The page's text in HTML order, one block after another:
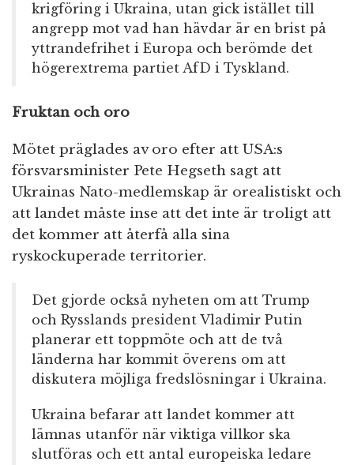
krigföring i Ukraina, utan gick istället till
angrepp mot vad han hävdar är en brist på
yttrandefrihet i Europa och berömde det
högerextrema partiet AfD i Tyskland.
Fruktan och oro
Mötet präglades av oro efter att USA:s
försvarsminister Pete Hegseth sagt att
Ukrainas Nato-medlemskap är orealistiskt och
att landet måste inse att det inte är troligt att
det kommer att återfå alla sina
ryskockuperade territorier.
Det gjorde också nyheten om att Trump
och Rysslands president Vladimir Putin
planerar ett toppmöte och att de två
länderna har kommit överens om att
diskutera möjliga fredslösningar i Ukraina.
Ukraina befarar att landet kommer att
lämnas utanför när viktiga villkor ska
slutföras och ett antal europeiska ledare